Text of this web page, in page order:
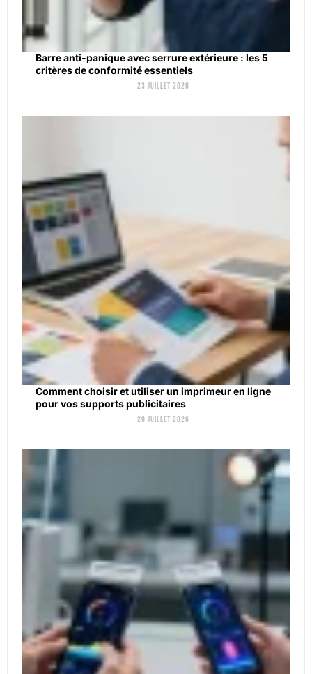
Barre anti-panique avec serrure extérieure : les 5
critères de conformité essentiels
23 juillet 2026
Comment choisir et utiliser un imprimeur en ligne
pour vos supports publicitaires
20 juillet 2026